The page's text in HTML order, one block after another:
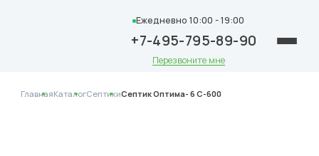
Ежедневно 10:00 - 19:00
+7-495-795-89-90
Перезвоните мне
ГлавнаяКаталогСептикиСептик Оптима- 6 С-600